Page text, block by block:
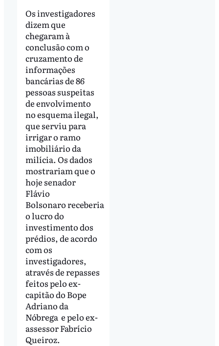
Os investigadores
dizem que
chegaram à
conclusão com o
cruzamento de
informações
bancárias de 86
pessoas suspeitas
de envolvimento
no esquema ilegal,
que serviu para
irrigar o ramo
imobiliário da
milícia. Os dados
mostrariam que o
hoje senador
Flávio
Bolsonaro receberia
o lucro do
investimento dos
prédios, de acordo
com os
investigadores,
através de repasses
feitos pelo ex-
capitão do Bope
Adriano da
Nóbrega e pelo ex-
assessor Fabrício
Queiroz.